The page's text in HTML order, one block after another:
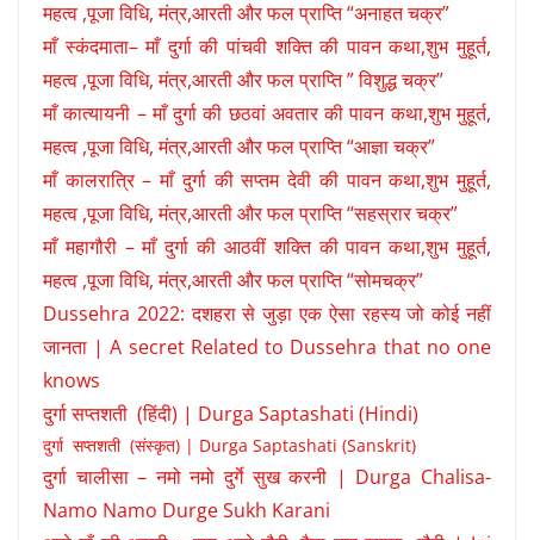
महत्व ,पूजा विधि, मंत्र,आरती और फल प्राप्ति “अनाहत चक्र”
माँ स्कंदमाता– माँ दुर्गा की पांचवी शक्ति की पावन कथा,शुभ मुहूर्त,
महत्व ,पूजा विधि, मंत्र,आरती और फल प्राप्ति ” विशुद्ध चक्र”
माँ कात्यायनी – माँ दुर्गा की छठवां अवतार की पावन कथा,शुभ मुहूर्त,
महत्व ,पूजा विधि, मंत्र,आरती और फल प्राप्ति “आज्ञा चक्र”
माँ कालरात्रि – माँ दुर्गा की सप्तम देवी की पावन कथा,शुभ मुहूर्त,
महत्व ,पूजा विधि, मंत्र,आरती और फल प्राप्ति “सहस्रार चक्र”
माँ महागौरी – माँ दुर्गा की आठवीं शक्ति की पावन कथा,शुभ मुहूर्त,
महत्व ,पूजा विधि, मंत्र,आरती और फल प्राप्ति “सोमचक्र”
Dussehra 2022: दशहरा से जुड़ा एक ऐसा रहस्य जो कोई नहीं
जानता | A secret Related to Dussehra that no one
knows
दुर्गा सप्तशती (हिंदी) | Durga Saptashati (Hindi)
दुर्गा सप्तशती (संस्कृत) | Durga Saptashati (Sanskrit)
दुर्गा चालीसा – नमो नमो दुर्गे सुख करनी | Durga Chalisa-
Namo Namo Durge Sukh Karani